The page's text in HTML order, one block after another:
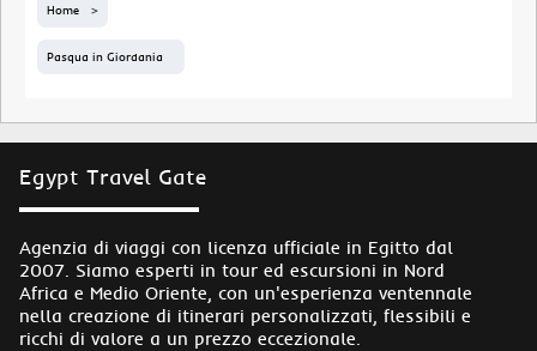
Home
Pasqua in Giordania
Egypt Travel Gate
Agenzia di viaggi con licenza ufficiale in Egitto dal
2007. Siamo esperti in tour ed escursioni in Nord
Africa e Medio Oriente, con un'esperienza ventennale
nella creazione di itinerari personalizzati, flessibili e
ricchi di valore a un prezzo eccezionale.